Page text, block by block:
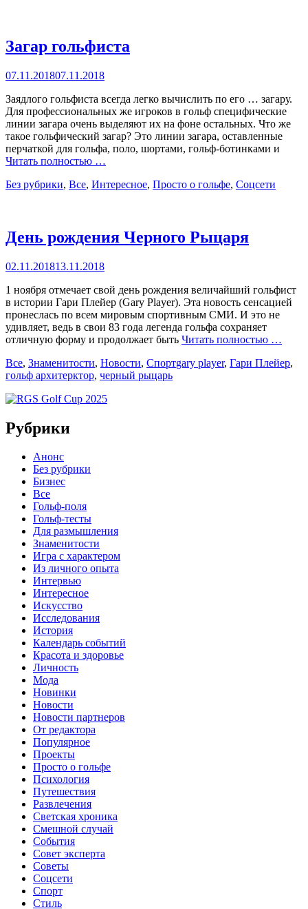
Загар гольфиста
Posted
07.11.201807.11.2018
Заядлого гольфиста всегда легко вычислить по его … загару.
Для профессиональных же игроков в гольф специфические
линии загара очень выделяют их на фоне остальных. Что же
такое гольфический загар? Это линии загара, оставленные
перчаткой для гольфа, поло, шортами, гольф-ботинками и
Читать полностью …
Categories
Без рубрики, Все, Интересное, Просто о гольфе, Соцсети
День рождения Черного Рыцаря
Posted
02.11.201813.11.2018
1 ноября отмечает свой день рождения величайший гольфист
в истории Гари Плейер (Gary Player). Эта новость сенсацией
пронеслась по всем мировым спортивным СМИ. И это не
удивляет, ведь в свои 83 года легенда гольфа сохраняет
отличную форму и продолжает быть Читать полностью …
Categories
Все, Знаменитости, Новости, СпортTags
gary player, Гари Плейер,
гольф архитерктор, черный рыцарь
Рубрики
Анонс
Без рубрики
Бизнес
Все
Гольф-поля
Гольф-тесты
Для размышления
Знаменитости
Игра с характером
Из личного опыта
Интервью
Интересное
Искусство
Исследования
История
Календарь событий
Красота и здоровье
Личность
Мода
Новинки
Новости
Новости партнеров
От редактора
Популярное
Проекты
Просто о гольфе
Психология
Путешествия
Развлечения
Светская хроника
Смешной случай
События
Совет эксперта
Советы
Соцсети
Спорт
Стиль